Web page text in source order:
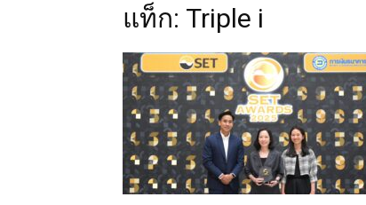
แท็ก: Triple i